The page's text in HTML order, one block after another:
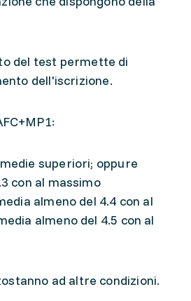
del test permette di
dell'iscrizione.
superiori; oppure
con al massimo
almeno del 4.4 con al
almeno del 4.5 con al
ad altre condizioni.